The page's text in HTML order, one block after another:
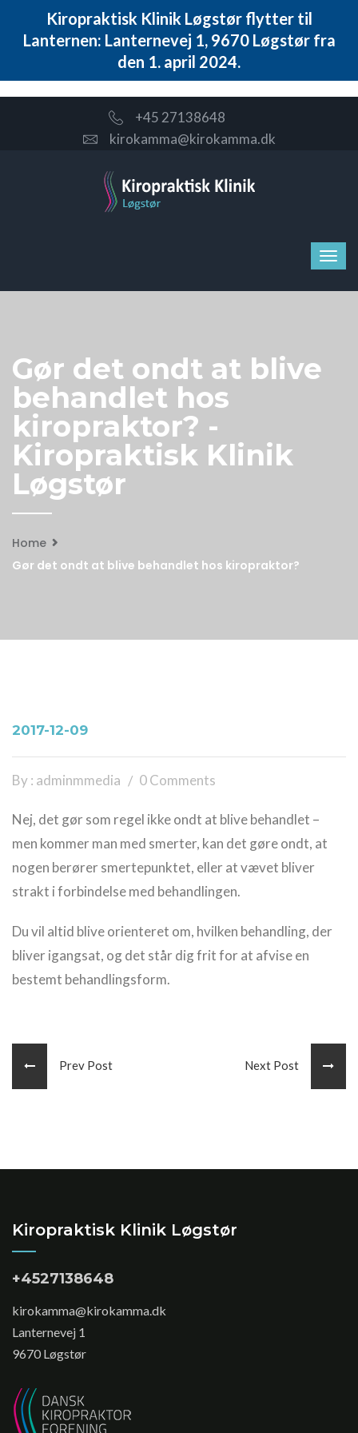
Kiropraktisk Klinik Løgstør flytter til
Lanternen: Lanternevej 1, 9670 Løgstør fra
den 1. april 2024.
+45 27138648
kirokamma@kirokamma.dk
Gør det ondt at blive
behandlet hos
kiropraktor? -
Kiropraktisk Klinik
Løgstør
Home
Gør det ondt at blive behandlet hos kiropraktor?
2017-12-09
By : adminmmedia 0 Comments
Nej, det gør som regel ikke ondt at blive behandlet –
men kommer man med smerter, kan det gøre ondt, at
nogen berører smertepunktet, eller at vævet bliver
strakt i forbindelse med behandlingen.
Du vil altid blive orienteret om, hvilken behandling, der
bliver igangsat, og det står dig frit for at afvise en
bestemt behandlingsform.
Prev Post Next Post
Kiropraktisk Klinik Løgstør
+4527138648
kirokamma@kirokamma.dk
Lanternevej 1
9670 Løgstør